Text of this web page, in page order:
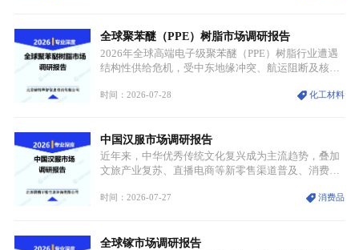
贯穿传统工业、高端制造、军工、新能源等多个核心
产业，成为现代工业体系中不可或缺的基础材料。
全球聚苯醚（PPE）树脂市场调研报告
2026年全球高端电子级聚苯醚（PPE）树脂行业遭遇
结构性供给危机，受中东地缘冲突、航运阻断及核心
停产，行业长期维持寡头垄断的供应链格局彻底瓦
价无市”的供给真空，并沿高频覆铜板、PCB电路板向
AI服务器、5G基站等高端电子终端持续传导，全产业
链生产、成本、交付均承受巨大压力。
时间：2026-07-28 化工材料
中国汉服市场调研报告
近年来，中华优秀传统文化复兴成为主流趋势，叠加
文旅产业复苏、直播电商等新零售渠道普及、消费群
服不再局限于传统节日、古风活动等小众场景，逐步
重要载体。同时，行业标准落地、生产技术升级、原
时间：2026-07-27 消费品
全球镓市场调研报告